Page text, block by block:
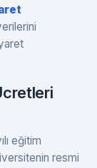
eğitim
resmi